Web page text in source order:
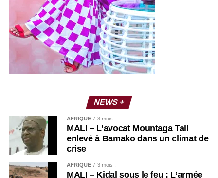
NEWS +
AFRIQUE 3 mois .
MALI – L’avocat Mountaga Tall
enlevé à Bamako dans un climat de
crise
AFRIQUE 3 mois .
MALI – Kidal sous le feu : L’armée